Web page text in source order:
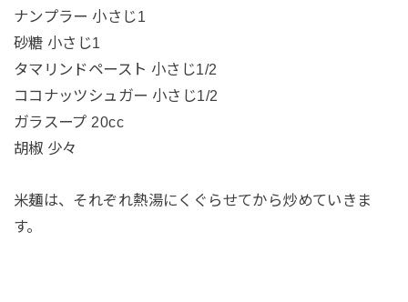
ナンプラー 小さじ1
砂糖 小さじ1
タマリンドペースト 小さじ1/2
ココナッツシュガー 小さじ1/2
ガラスープ 20cc
胡椒 少々
米麺は、それぞれ熱湯にくぐらせてから炒めていきま
す。